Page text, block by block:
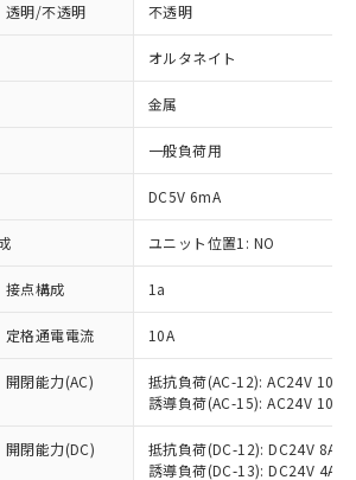
透明/不透明 不透明
オルタネイト
金属
一般負荷用
DC5V 6mA
ユニット位置1: NO
接点構成 1a
定格通電電流 10A
開閉能力(AC)
抵抗負荷(AC-12): AC24V 10A/
誘導負荷(AC-15): AC24V
開閉能力(DC)
抵抗負荷(DC-12): DC24V 8A/
誘導負荷(DC-13): DC24V 4A/
条件
み：EU RoHS指令（10物質）の
応した製品が提供可能な商品で
EU RoHS指令（10物質）の非含
た製品に切り替える予定のある